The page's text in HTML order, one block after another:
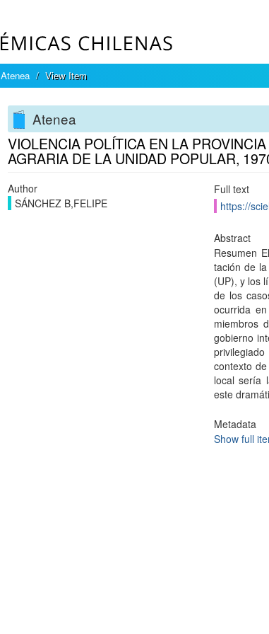
Atenea View Item
Atenea
VIOLENCIA POLÍTICA EN LA
AGRARIA DE LA UNIDAD POPULAR,
Author
SÁNCHEZ B,FELIPE
Full text
https://
Abstract
Resumen
tación de
(UP), y los
de los
ocurrida
miembros
gobierno
contexto
local sería
este
Metadata
Show full